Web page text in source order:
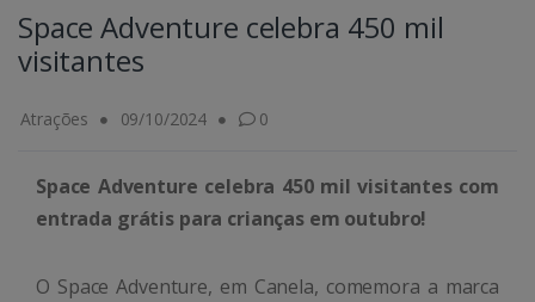
Space Adventure celebra 450 mil
visitantes
Atrações 09/10/2024 0
Space Adventure celebra 450 mil visitantes com
entrada grátis para crianças em outubro!
O Space Adventure, em Canela, comemora a marca